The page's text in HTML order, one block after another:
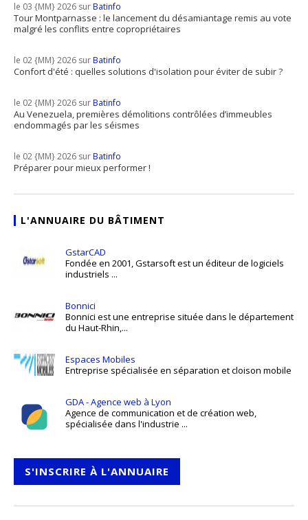
le 03 {MM} 2026 surBatinfo
Tour Montparnasse : le lancement du désamiantage remis au vote
malgré les conflits entre copropriétaires
le 02 {MM} 2026 surBatinfo
Confort d'été : quelles solutions d'isolation pour éviter de subir ?
le 02 {MM} 2026 surBatinfo
Au Venezuela, premières démolitions contrôlées d’immeubles
endommagés par les séismes
le 02 {MM} 2026 surBatinfo
Préparer pour mieux performer !
L'ANNUAIRE DU BÂTIMENT
GstarCAD
Fondée en 2001, Gstarsoft est un éditeur de logiciels
industriels ...
Bonnici
Bonnici est une entreprise située dans le département
du Haut-Rhin,...
Espaces Mobiles
Entreprise spécialisée en séparation et cloison mobile
GDA - Agence web à Lyon
Agence de communication et de création web,
spécialisée dans l'industrie ...
S'INSCRIRE À L'ANNUAIRE